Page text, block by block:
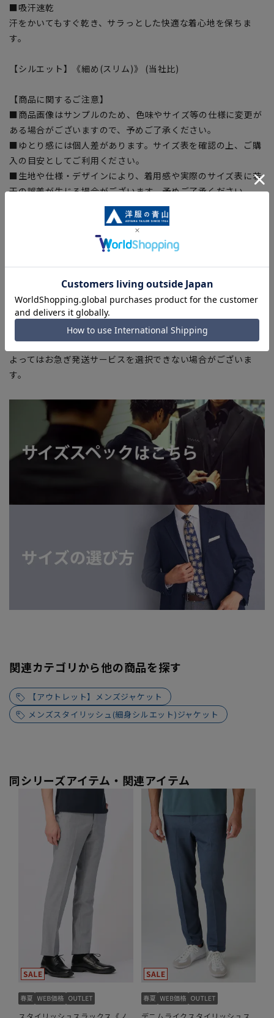
■吸汗速乾
汗をかいてもすぐ乾き、サラっとした快適な着心地を保ちま
す。
【シルエット】《細め(スリム)》 (当社比)
【商品に関するご注意】
■商品画像はサンプルのため、色味やサイズ等の仕様に変更が
ある場合がございますので、予めご了承ください。
■ゆとり感には個人差があります。サイズ表を確認の上、ご購
入の目安としてご利用ください。
■生地や仕様・デザインにより、着用感や実際のサイズ表に若
干の誤差が生じる場合がございます。予めご了承ください。
■サイズスペックは仕上がりサイズを記載しております。一
部、商品現物におすすめサイズ(ヌードサイズ)を記載している
■ブラウザやお使いのモニター環境、また撮影時の室内外の光
加減により、実際の商品と掲載画像の色味が異なる場合がござ
■店舗や各モールサイトと商品在庫を共有しております関係
上、ご注文いただいたタイミングにより欠品が発生し、ご注文
を完了できない場合がございます。予めご了承ください。
■お急ぎ発送のご注文につきましても、ご注文のタイミングに
よってはお急ぎ発送サービスを選択できない場合がございま
す。
関連カテゴリから他の商品を探す
【アウトレット】メンズジャケット
メンズスタイリッシュ(細身シルエット)ジャケット
同シリーズアイテム・関連アイテム
スタイリッシュスラックス《ノ デニムライクスタイリッシュス